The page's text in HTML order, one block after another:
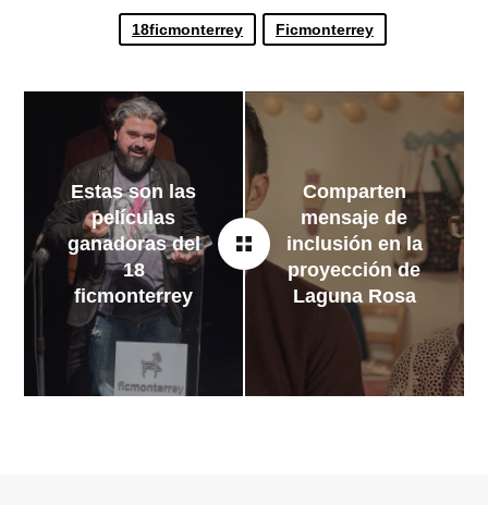
18ficmonterrey Ficmonterrey
Estas son las
películas
ganadoras del
18
ficmonterrey
Comparten
mensaje de
inclusión en la
proyección de
Laguna Rosa